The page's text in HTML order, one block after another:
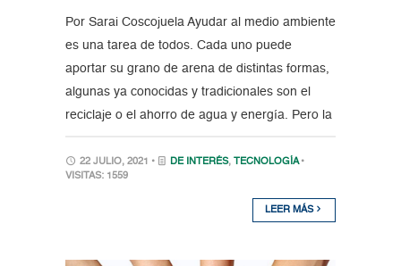
Por Sarai Coscojuela Ayudar al medio ambiente
es una tarea de todos. Cada uno puede
aportar su grano de arena de distintas formas,
algunas ya conocidas y tradicionales son el
reciclaje o el ahorro de agua y energía. Pero la
22 JULIO, 2021 • DE INTERÉS, TECNOLOGÍA •
VISITAS: 1559
LEER MÁS